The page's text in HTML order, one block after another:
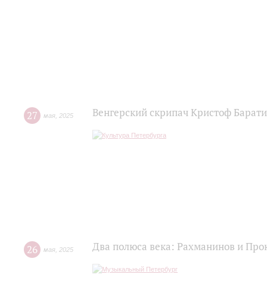
27 мая 2025 Венгерский скрипач Кристоф
26 мая 2025 Два полюса века: Рахманинов и